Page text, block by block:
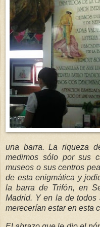
una barra. La riqueza
medimos sólo por sus
museos o sus centros
de esta enigmática y
la barra de Trifón, en
Madrid. Y en la de
merecerían estar en esta